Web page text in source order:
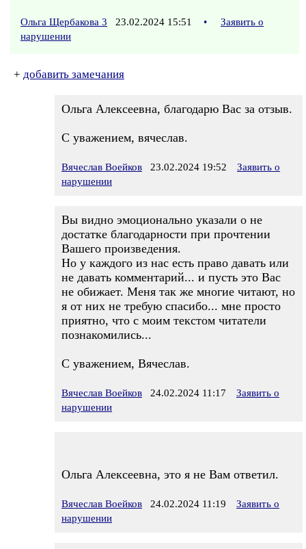
Ольга Щербакова 3 23.02.2024 15:51 •
Заявить о
нарушении
+ добавить замечания
Ольга Алексеевна, благодарю Вас за отзыв.
С уважением, вячеслав.
Вячеслав Воейков 23.02.2024 19:52
Заявить о
нарушении
Вы видно эмоционально указали о не
достатке благодарности при прочтении
Вашего произведения.
Но у каждого из нас есть право давать или
не давать комментарий... и пусть это Вас
не обижает. Меня так же многие читают, но
я от них не требую спасибо... мне просто
приятно, что с моим текстом читатели
познакомились...
С уважением, Вячеслав.
Вячеслав Воейков 24.02.2024 11:17
Заявить о
нарушении
Ольга Алексеевна, это я не Вам ответил.
Вячеслав Воейков 24.02.2024 11:19
Заявить о
нарушении